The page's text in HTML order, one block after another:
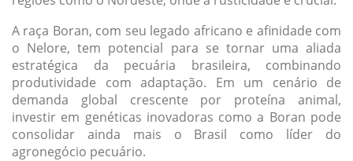
A raça Boran, com seu legado africano e afinidade com
o Nelore, tem potencial para se tornar uma aliada
estratégica da pecuária brasileira, combinando
produtividade com adaptação. Em um cenário de
demanda global crescente por proteína animal,
investir em genéticas inovadoras como a Boran pode
consolidar ainda mais o Brasil como líder do
agronegócio pecuário.